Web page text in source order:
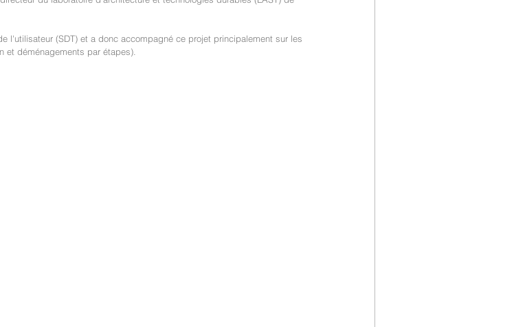
l'utilisateur (SDT) et a donc accompagné ce projet principalement sur les
déménagements par étapes).